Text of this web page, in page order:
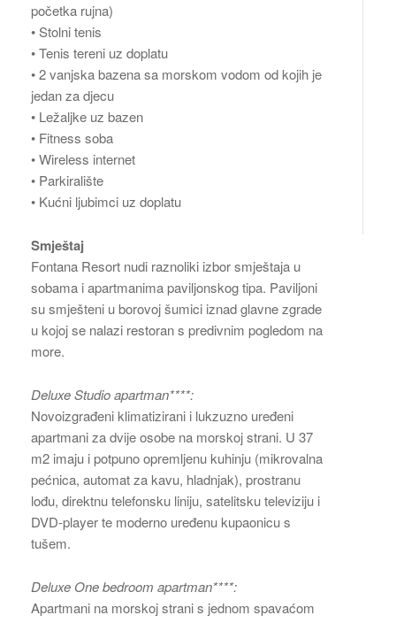
početka rujna)
• Stolni tenis
• Tenis tereni uz doplatu
• 2 vanjska bazena sa morskom vodom od kojih je
jedan za djecu
• Ležaljke uz bazen
• Fitness soba
• Wireless internet
• Parkiralište
• Kućni ljubimci uz doplatu
Smještaj
Fontana Resort nudi raznoliki izbor smještaja u
sobama i apartmanima paviljonskog tipa. Paviljoni
su smješteni u borovoj šumici iznad glavne zgrade
u kojoj se nalazi restoran s predivnim pogledom na
more.
Deluxe Studio apartman****:
Novoizgrađeni klimatizirani i lukzuzno uređeni
apartmani za dvije osobe na morskoj strani. U 37
m2 imaju i potpuno opremljenu kuhinju (mikrovalna
pećnica, automat za kavu, hladnjak), prostranu
lođu, direktnu telefonsku liniju, satelitsku televiziju i
DVD-player te moderno uređenu kupaonicu s
tušem.
Deluxe One bedroom apartman****:
Apartmani na morskoj strani s jednom spavaćom